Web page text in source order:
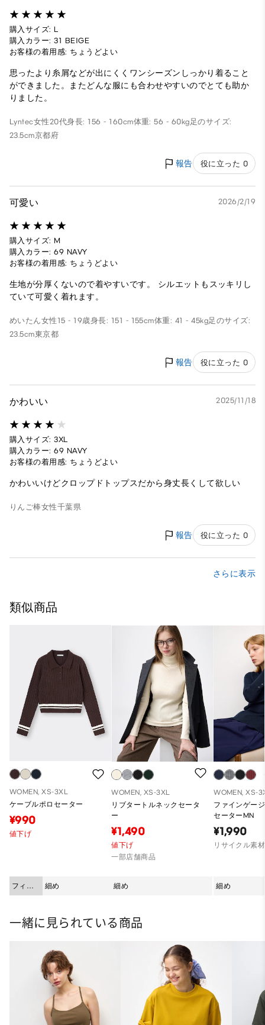
購入サイズ: L
購入カラー: 31 BEIGE
お客様の着用感: ちょうどよい
思ったより糸屑などが出にくくワンシーズンしっかり着ること
ができました。またどんな服にも合わせやすいのでとても助か
りました。
Lyntec女性20代身長: 156 - 160cm体重: 56 - 60kg足のサイズ:
23.5cm京都府
報告 役に立った 0
可愛い 2026/2/19
購入サイズ: M
購入カラー: 69 NAVY
お客様の着用感: ちょうどよい
生地が分厚くないので着やすいです。 シルエットもスッキリし
ていて可愛く着れます。
めいたん女性 15 - 19歳身長: 151 - 155cm体重: 41 - 45kg足のサイズ:
23.5cm東京都
報告 役に立った 0
かわいい 2025/11/18
購入サイズ: 3XL
購入カラー: 69 NAVY
お客様の着用感: ちょうどよい
かわいいけどクロップドトップスだから身丈長くして欲しい
りんご棒女性千葉県
報告 役に立った 0
さらに表示
類似商品
WOMEN, XS-3XL
ケーブルポロセーター
¥990
値下げ
フィッ
ト
細め
WOMEN, XS-3XL
リブタートルネックセータ
ー
¥1,490
値下げ
一部店舗商品
細め
WOMEN, XS-
ファインゲー
セーターMN
¥1,990
リサイクル素材
細め
一緒に見られている商品